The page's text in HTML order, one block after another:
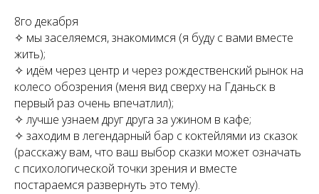
8го декабря
✧ мы заселяемся, знакомимся (я буду с вами вместе
жить);
✧ идём через центр и через рождественский рынок на
колесо обозрения (меня вид сверху на Гданьск в
первый раз очень впечатлил);
✧ лучше узнаем друг друга за ужином в кафе;
✧ заходим в легендарный бар с коктейлями из сказок
(расскажу вам, что ваш выбор сказки может означать
с психологической точки зрения и вместе
постараемся развернуть это тему).